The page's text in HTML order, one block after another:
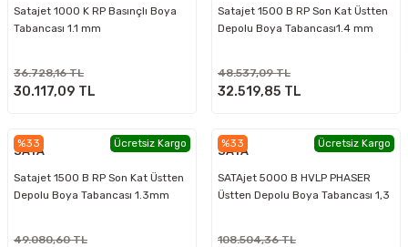
Satajet 1000 K RP Basınçlı Boya
Tabancası 1.1 mm
36.728,16 TL
30.117,09 TL
Satajet 1500 B RP Son Kat Üstten
Depolu Boya Tabancası1.4 mm
48.537,09 TL
32.519,85 TL
%33 Ücretsiz Kargo
SATA
Satajet 1500 B RP Son Kat Üstten
Depolu Boya Tabancası 1.3mm
49.080,60 TL
%33 Ücretsiz Kargo
SATA
SATAjet 5000 B HVLP PHASER
Üstten Depolu Boya Tabancası 1,3
108.504,36 TL